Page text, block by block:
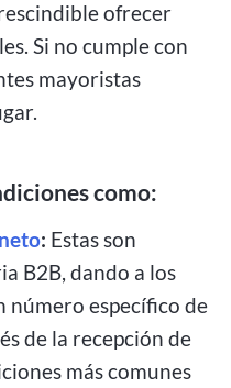
ofrecer
Si no cumple con
mayoristas
como:
: Estas son
B2B, dando a los
número específico de
de la recepción de
más comunes